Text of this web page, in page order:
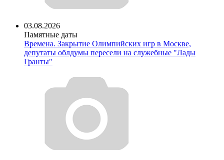
03.08.2026
Памятные даты
Времена. Закрытие Олимпийских игр в Москве,
депутаты облдумы пересели на служебные "Лады
Гранты"